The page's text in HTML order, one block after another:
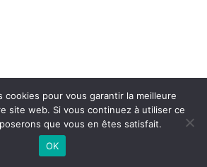
Handball | Site internet réalisé par
MENTIONS LÉGALES
cookies pour vous garantir la meilleure
site web. Si vous continuez à utiliser ce
que vous en êtes satisfait.
OK